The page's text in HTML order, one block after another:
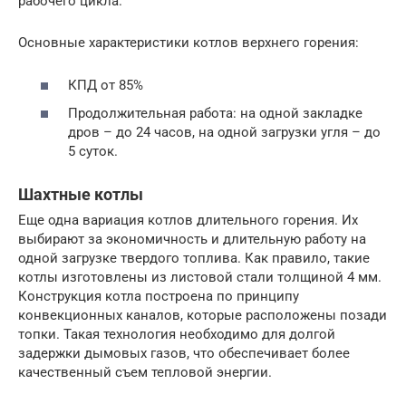
Основные характеристики котлов верхнего горения:
КПД от 85%
Продолжительная работа: на одной закладке
дров – до 24 часов, на одной загрузки угля – до
5 суток.
Шахтные котлы
Еще одна вариация котлов длительного горения. Их
выбирают за экономичность и длительную работу на
одной загрузке твердого топлива. Как правило, такие
котлы изготовлены из листовой стали толщиной 4 мм.
Конструкция котла построена по принципу
конвекционных каналов, которые расположены позади
топки. Такая технология необходимо для долгой
задержки дымовых газов, что обеспечивает более
качественный съем тепловой энергии.